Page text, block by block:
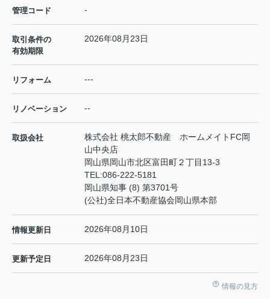
管理コード -
取引条件の
有効期限
2026年08月23日
リフォーム ---
リノベーション --
取扱会社
株式会社 桃太郎不動産 ホームメイトFC岡
山中央店
岡山県岡山市北区富田町２丁目13-3
TEL:086-222-5181
岡山県知事 (8) 第3701号
(公社)全日本不動産協会岡山県本部
情報更新日 2026年08月10日
更新予定日 2026年08月23日
情報の見方